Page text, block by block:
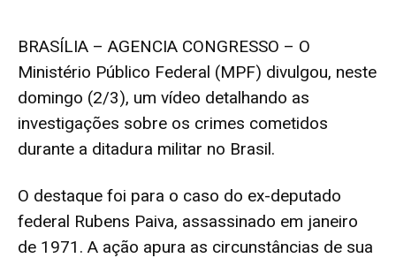
BRASÍLIA – AGENCIA CONGRESSO – O
Ministério Público Federal (MPF) divulgou, neste
domingo (2/3), um vídeo detalhando as
investigações sobre os crimes cometidos
durante a ditadura militar no Brasil.
O destaque foi para o caso do ex-deputado
federal Rubens Paiva, assassinado em janeiro
de 1971. A ação apura as circunstâncias de sua